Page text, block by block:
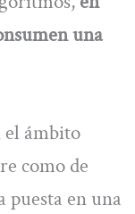
una
el ámbito
como de
puesta en una